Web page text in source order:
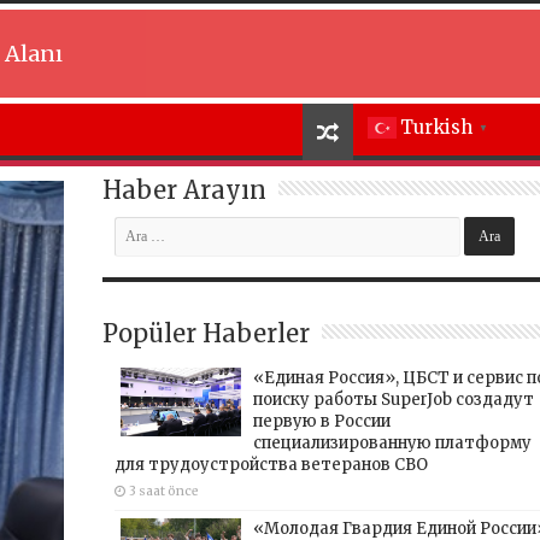
Turkish ▼
Haber Arayın
Popüler Haberler
«Единая Россия», ЦБСТ и сервис
поиску работы SuperJob создадут
первую в России
специализированную платформу
для трудоустройства ветеранов СВО
3 saat önce
«Молодая Гвардия Единой